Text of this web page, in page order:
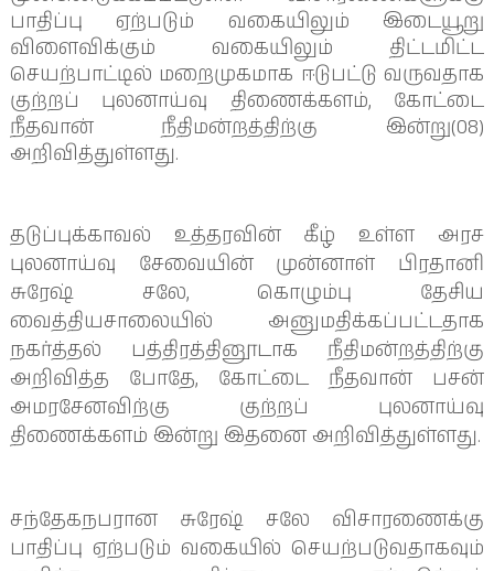
பாதிப்பு ஏற்படும் வகையிலும் இடையூறு
விளைவிக்கும் வகையிலும் திட்டமிட்ட
செயற்பாட்டில் மறைமுகமாக ஈடுபட்டு வருவதாக
குற்றப் புலனாய்வு திணைக்களம், கோட்டை
நீதவான் நீதிமன்றத்திற்கு இன்று(08)
அறிவித்துள்ளது.
தடுப்புக்காவல் உத்தரவின் கீழ் உள்ள அரச
புலனாய்வு சேவையின் முன்னாள் பிரதானி
சுரேஷ் சலே, கொழும்பு தேசிய
வைத்தியசாலையில் அனுமதிக்கப்பட்டதாக
நகர்த்தல் பத்திரத்தினூடாக நீதிமன்றத்திற்கு
அறிவித்த போதே, கோட்டை நீதவான் பசன்
அமரசேனவிற்கு குற்றப் புலனாய்வு
திணைக்களம் இன்று இதனை அறிவித்துள்ளது.
சந்தேகநபரான சுரேஷ் சலே விசாரணைக்கு
பாதிப்பு ஏற்படும் வகையில் செயற்படுவதாகவும்